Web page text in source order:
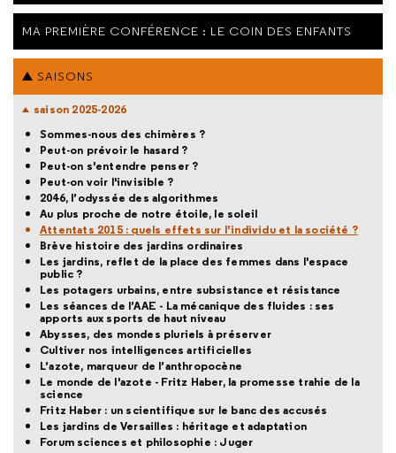
MA PREMIÈRE CONFÉRENCE : LE COIN DES ENFANTS
SAISONS
saison 2025-2026
Sommes-nous des chimères ?
Peut-on prévoir le hasard ?
Peut-on s'entendre penser ?
Peut-on voir l'invisible ?
2046, l’odyssée des algorithmes
Au plus proche de notre étoile, le soleil
Attentats 2015 : quels effets sur l’individu et la société ?
Brève histoire des jardins ordinaires
Les jardins, reflet de la place des femmes dans l'espace
public ?
Les potagers urbains, entre subsistance et résistance
Les séances de l’AAE - La mécanique des fluides : ses
apports aux sports de haut niveau
Abysses, des mondes pluriels à préserver
Cultiver nos intelligences artificielles
L’azote, marqueur de l’anthropocène
Le monde de l'azote - Fritz Haber, la promesse trahie de la
science
Fritz Haber : un scientifique sur le banc des accusés
Les jardins de Versailles : héritage et adaptation
Forum sciences et philosophie : Juger